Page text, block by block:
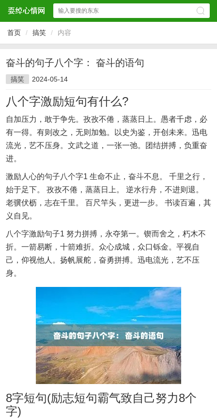
首页 / 搞笑 / 内容
奋斗的句子八个字： 奋斗的语句
搞笑 2024-05-14
八个字激励短句有什么?
自加压力，敢于争先。孜孜不倦，蒸蒸日上。愚者千虑，必
有一得。有则改之，无则加勉。以史为鉴，开创未来。迅电
流光，艺不压身。文武之道，一张一弛。团结拼搏，负重奋
进。
激励人心的句子八个字1 生命不止，奋斗不息。 千里之行，
始于足下。 孜孜不倦，蒸蒸日上。 逆水行舟，不进则退。
老骥伏枥，志在千里。 百尺竿头，更进一步。 书读百遍，其
义自见。
八个字激励句子1 努力拼搏，永夺第一。锲而舍之，朽木不
折。一箭易断，十箭难折。众心成城，众口铄金。平视自
己，仰视他人。扬帆展舵，奋勇拼搏。迅电流光，艺不压
身。
8字短句(励志短句霸气致自己努力8个
字)